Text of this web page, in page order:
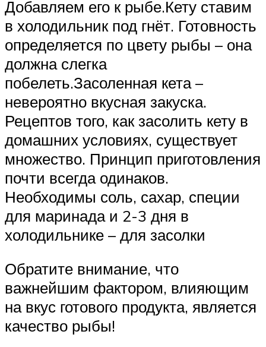
Добавляем его к рыбе.Кету ставим
в холодильник под гнёт. Готовность
определяется по цвету рыбы – она
должна слегка
побелеть.Засоленная кета –
невероятно вкусная закуска.
Рецептов того, как засолить кету в
домашних условиях, существует
множество. Принцип приготовления
почти всегда одинаков.
Необходимы соль, сахар, специи
для маринада и 2-3 дня в
холодильнике – для засолки
Обратите внимание, что
важнейшим фактором, влияющим
на вкус готового продукта, является
качество рыбы!